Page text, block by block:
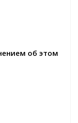
об этом